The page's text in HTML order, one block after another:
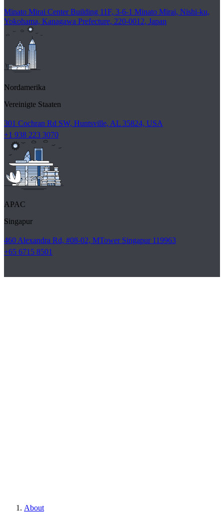
Minato Mirai Center Building 11F, 3-6-1 Minato Mirai, Nishi-ku,
Yokohama, Kanagawa Prefecture, 220-0012, Japan
Nordamerika
Vereinigte Staaten
301 Cochran Rd SW, Huntsville, AL 35824, USA
+1 938 223 3070
APAC
Singapur
460 Alexandra Rd, #08-02, MTower Singapur 119963
+65 6715 8501
About